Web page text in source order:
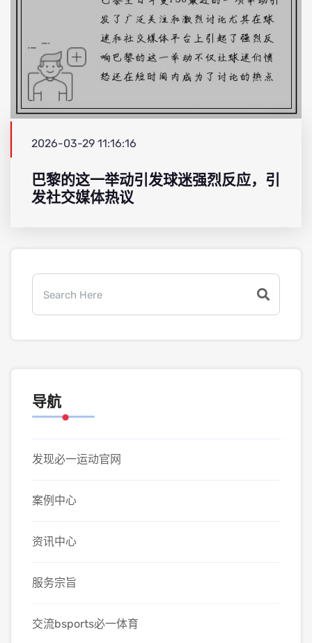
2026-03-29 11:16:16
巴黎的这一举动引发球迷强烈反应，引
发社交媒体热议
导航
发现必一运动官网
案例中心
资讯中心
服务宗旨
交流bsports必一体育